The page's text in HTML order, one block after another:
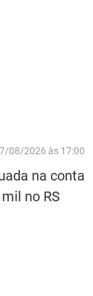
08/2026 às 17:00
na conta
no RS